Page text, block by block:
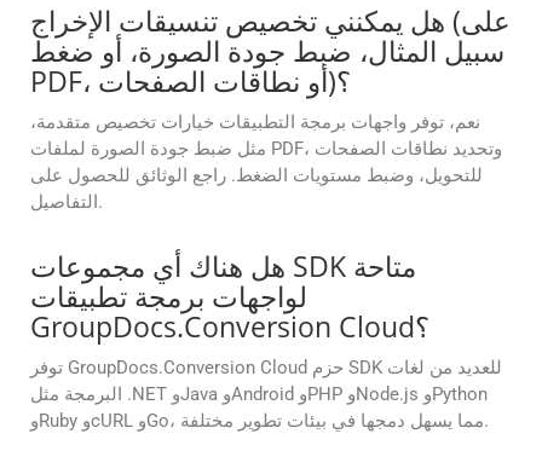
هل يمكنني تخصيص تنسيقات الإخراج (على
سبيل المثال، ضبط جودة الصورة، أو ضغط
PDF، أو نطاقات الصفحات)؟
نعم، توفر واجهات برمجة التطبيقات خيارات تخصيص متقدمة،
مثل ضبط جودة الصورة لملفات PDF، وتحديد نطاقات الصفحات
للتحويل، وضبط مستويات الضغط. راجع الوثائق للحصول على
التفاصيل.
هل هناك أي مجموعات SDK متاحة
لواجهات برمجة تطبيقات
GroupDocs.Conversion Cloud؟
توفر GroupDocs.Conversion Cloud حزم SDK للعديد من لغات
البرمجة مثل .NET وJava وAndroid وPHP وNode.js وPython
وRuby وcURL وGo، مما يسهل دمجها في بيئات تطوير مختلفة.